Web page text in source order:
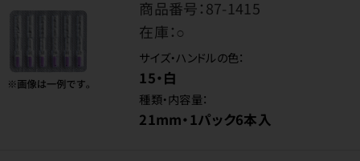
商品番号：87-1415
在庫：○
サイズ・ハンドルの色：
15・白
種類・内容量：
21mm・1パック6本入